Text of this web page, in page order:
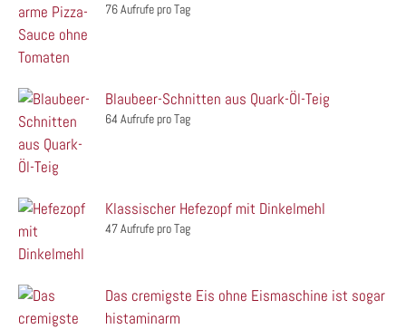
76 Aufrufe pro Tag
Blaubeer-Schnitten aus Quark-Öl-Teig
64 Aufrufe pro Tag
Klassischer Hefezopf mit Dinkelmehl
47 Aufrufe pro Tag
Das cremigste Eis ohne Eismaschine ist sogar
histaminarm